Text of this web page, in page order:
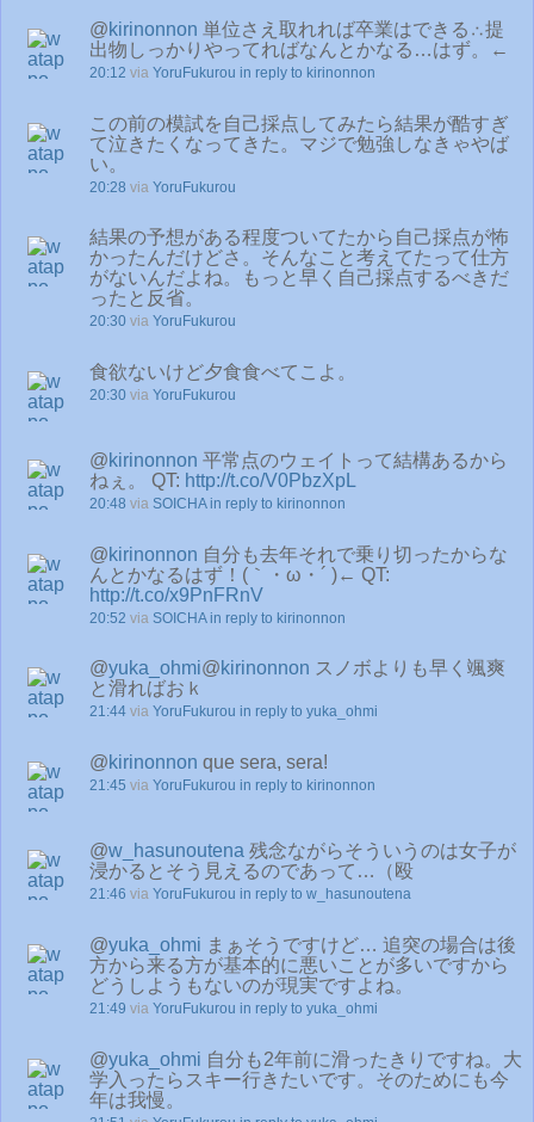
@kirinonnon 単位さえ取れれば卒業はできる∴提
出物しっかりやってればなんとかなる…はず。←
20:12 via YoruFukurou in reply to kirinonnon
この前の模試を自己採点してみたら結果が酷すぎ
て泣きたくなってきた。マジで勉強しなきゃやば
い。
20:28 via YoruFukurou
結果の予想がある程度ついてたから自己採点が怖
かったんだけどさ。そんなこと考えてたって仕方
がないんだよね。もっと早く自己採点するべきだ
ったと反省。
20:30 via YoruFukurou
食欲ないけど夕食食べてこよ。
20:30 via YoruFukurou
@kirinonnon 平常点のウェイトって結構あるから
ねぇ。 QT: http://t.co/V0PbzXpL
20:48 via SOICHA in reply to kirinonnon
@kirinonnon 自分も去年それで乗り切ったからな
んとかなるはず！(｀・ω・´ )← QT:
http://t.co/x9PnFRnV
20:52 via SOICHA in reply to kirinonnon
@yuka_ohmi@kirinonnon スノボよりも早く颯爽
と滑ればおｋ
21:44 via YoruFukurou in reply to yuka_ohmi
@kirinonnon que sera, sera!
21:45 via YoruFukurou in reply to kirinonnon
@w_hasunoutena 残念ながらそういうのは女子が
浸かるとそう見えるのであって…（殴
21:46 via YoruFukurou in reply to w_hasunoutena
@yuka_ohmi まぁそうですけど… 追突の場合は後
方から来る方が基本的に悪いことが多いですから
どうしようもないのが現実ですよね。
21:49 via YoruFukurou in reply to yuka_ohmi
@yuka_ohmi 自分も2年前に滑ったきりですね。大
学入ったらスキー行きたいです。そのためにも今
年は我慢。